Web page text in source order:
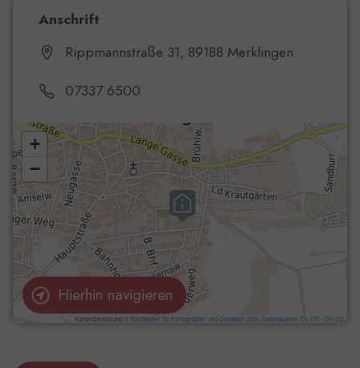
Anschrift
Rippmannstraße 31, 89188 Merklingen
07337 6500
Hierhin navigieren